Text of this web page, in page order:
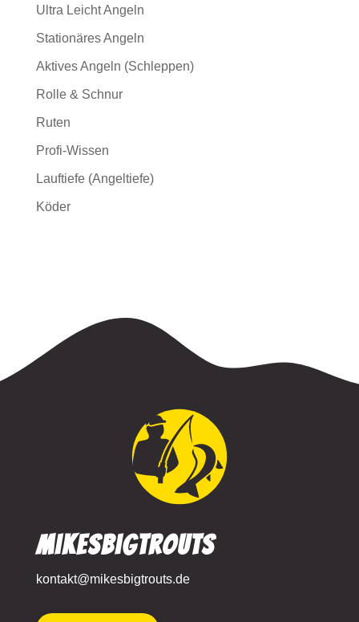
Ultra Leicht Angeln
Stationäres Angeln
Aktives Angeln (Schleppen)
Rolle & Schnur
Ruten
Profi-Wissen
Lauftiefe (Angeltiefe)
Köder
MikesBigTrouts
kontakt@mikesbigtrouts.de